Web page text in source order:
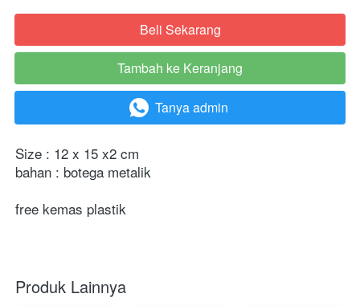
`Beli Sekarang
`
Tambah ke Keranjang
` Tanya admin
Size : 12 x 15 x2 cm
bahan : botega metalik
free kemas plastik
Produk Lainnya